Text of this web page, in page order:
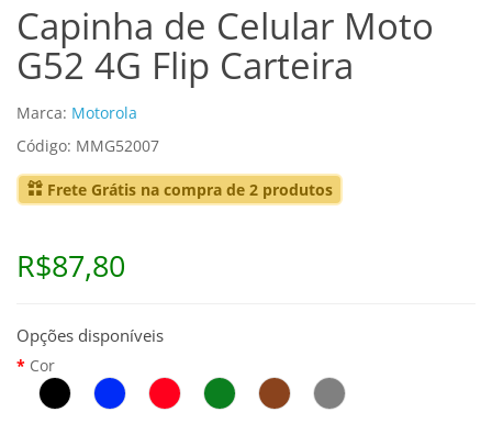
Capinha de Celular Moto
G52 4G Flip Carteira
Marca: Motorola
Código: MMG52007
Frete Grátis na compra de 2 produtos
R$87,80
Opções disponíveis
Cor